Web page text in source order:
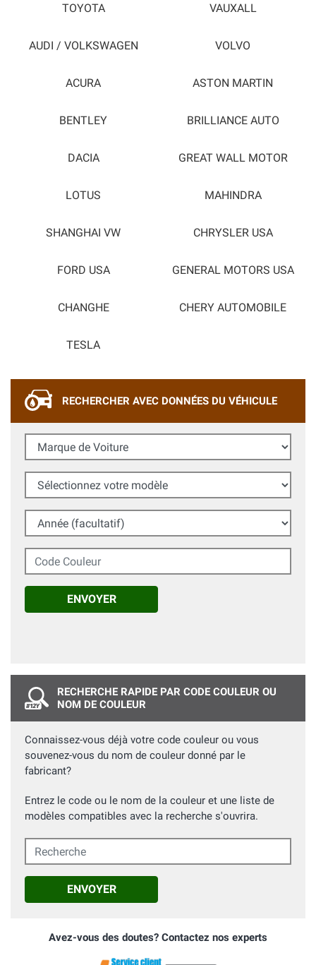
TOYOTA VAUXALL
AUDI / VOLKSWAGEN VOLVO
ACURA ASTON MARTIN
BENTLEY BRILLIANCE AUTO
DACIA GREAT WALL MOTOR
LOTUS MAHINDRA
SHANGHAI VW CHRYSLER USA
FORD USA GENERAL MOTORS USA
CHANGHE CHERY AUTOMOBILE
TESLA
RECHERCHER AVEC DONNÉES DU VÉHICULE
Marque de Voiture
Sélectionnez votre modèle
Année (facultatif)
Code Couleur
ENVOYER
RECHERCHE RAPIDE PAR CODE COULEUR OU
NOM DE COULEUR
Connaissez-vous déjà votre code couleur ou vous
souvenez-vous du nom de couleur donné par le
fabricant?
Entrez le code ou le nom de la couleur et une liste de
modèles compatibles avec la recherche s'ouvrira.
Recherche
ENVOYER
Avez-vous des doutes? Contactez nos experts